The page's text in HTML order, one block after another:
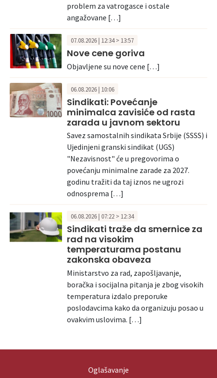
problem za vatrogasce i ostale
angažovane […]
07.08.2026 | 12:34 > 13:57
Nove cene goriva
Objavljene su nove cene […]
06.08.2026 | 10:06
Sindikati: Povećanje
minimalca zavisiće od rasta
zarada u javnom sektoru
Savez samostalnih sindikata Srbije (SSSS) i
Ujedinjeni granski sindikat (UGS)
"Nezavisnost" će u pregovorima o
povećanju minimalne zarade za 2027.
godinu tražiti da taj iznos ne ugrozi
odnosprema […]
06.08.2026 | 07:22 > 12:34
Sindikati traže da smernice za
rad na visokim
temperaturama postanu
zakonska obaveza
Ministarstvo za rad, zapošljavanje,
boračka i socijalna pitanja je zbog visokih
temperatura izdalo preporuke
poslodavcima kako da organizuju posao u
ovakvim uslovima. […]
Oglašavanje